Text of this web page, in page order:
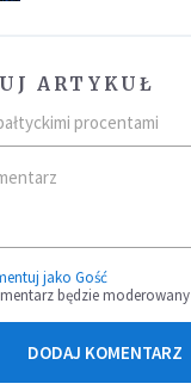
ARTYKUŁ
procentami
jako Gość
będzie moderowany
DODAJ KOMENTARZ